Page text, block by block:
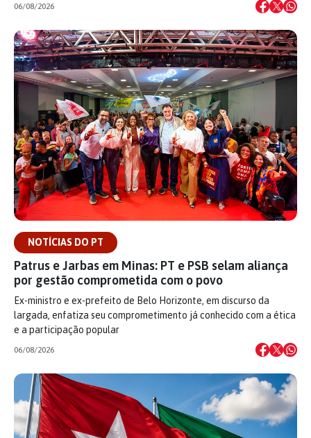
06/08/2026
NOTÍCIAS DO PT
Patrus e Jarbas em Minas: PT e PSB selam aliança
por gestão comprometida com o povo
Ex-ministro e ex-prefeito de Belo Horizonte, em discurso da
largada, enfatiza seu comprometimento já conhecido com a ética
e a participação popular
06/08/2026